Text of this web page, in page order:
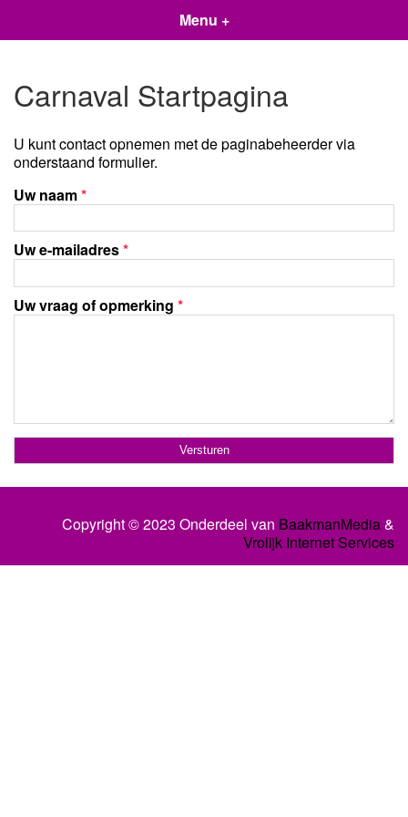
Menu +
Carnaval Startpagina
U kunt contact opnemen met de paginabeheerder via
onderstaand formulier.
Uw naam*
Uw e-mailadres*
Uw vraag of opmerking *
Copyright © 2023 Onderdeel van BaakmanMedia&
Vrolijk Internet Services